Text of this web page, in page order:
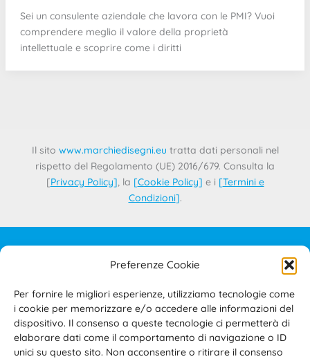
Preferenze Cookie
Per fornire le migliori esperienze, utilizziamo tecnologie come
i cookie per memorizzare e/o accedere alle informazioni del
dispositivo. Il consenso a queste tecnologie ci permetterà di
elaborare dati come il comportamento di navigazione o ID
unici su questo sito. Non acconsentire o ritirare il consenso
Sei un consulente aziendale che lavora con le PMI? Vuoi
comprendere meglio il valore della proprietà
intellettuale e scoprire come i diritti
Il sito www.marchiedisegni.eu tratta dati personali nel
rispetto del Regolamento (UE) 2016/679. Consulta la
[Privacy Policy], la [Cookie Policy] e i [Termini e
Condizioni].
IL PROGETTO
PRIVACY POLICY
COOKIE POLICY
TERMINI E CONDIZIONI D’USO DEL SITO E DELL’AREA